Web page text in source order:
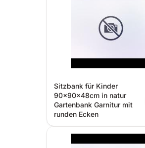
Sitzbank für Kinder
90x90x48cm in natur
Gartenbank Garnitur mit
runden Ecken